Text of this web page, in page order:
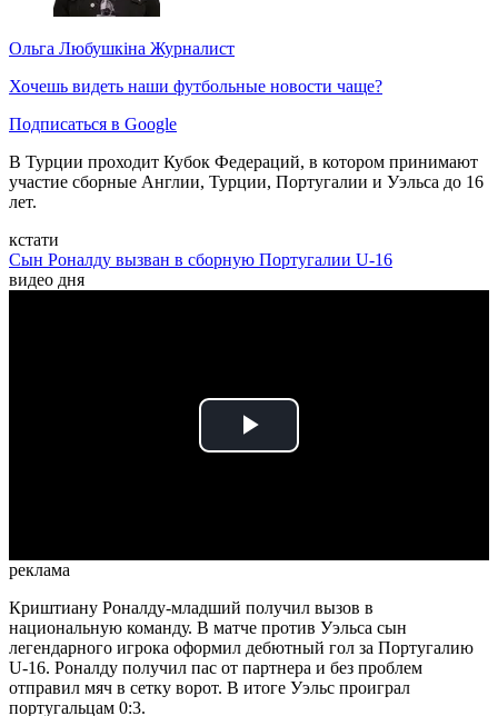
Ольга Любушкіна Журналист
Хочешь видеть наши футбольные новости чаще?
Подписаться в Google
В Турции проходит Кубок Федераций, в котором принимают
участие сборные Англии, Турции, Португалии и Уэльса до 16
лет.
кстати
Сын Роналду вызван в сборную Португалии U-16
видео дня
Play
реклама
Криштиану Роналду-младший получил вызов в
национальную команду. В матче против Уэльса сын
легендарного игрока оформил дебютный гол за Португалию
U-16. Роналду получил пас от партнера и без проблем
отправил мяч в сетку ворот. В итоге Уэльс проиграл
португальцам 0:3.